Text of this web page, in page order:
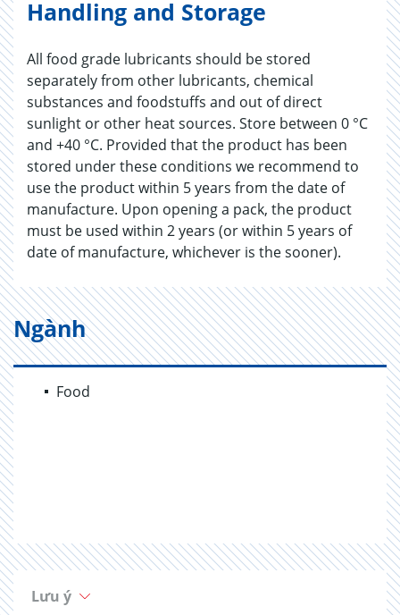
Handling and Storage
All food grade lubricants should be stored
separately from other lubricants, chemical
substances and foodstuffs and out of direct
sunlight or other heat sources. Store between 0 °C
and +40 °C. Provided that the product has been
stored under these conditions we recommend to
use the product within 5 years from the date of
manufacture. Upon opening a pack, the product
must be used within 2 years (or within 5 years of
date of manufacture, whichever is the sooner).
Ngành
Food
Lưu ý